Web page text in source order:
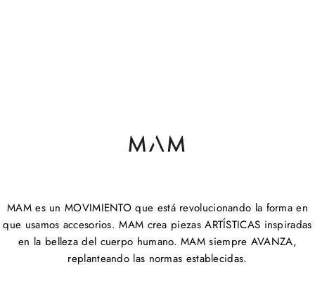
MAM es un MOVIMIENTO que está revolucionando la forma en
que usamos accesorios. MAM crea piezas ARTÍSTICAS inspiradas
en la belleza del cuerpo humano. MAM siempre AVANZA,
replanteando las normas establecidas.